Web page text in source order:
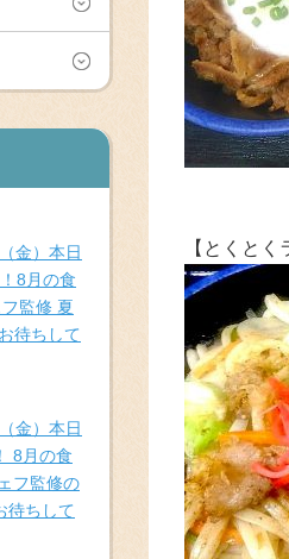
金）本日
8月の食
監修 夏
待ちして
金）本日
8月の食
フ監修の
待ちして
【とくとく